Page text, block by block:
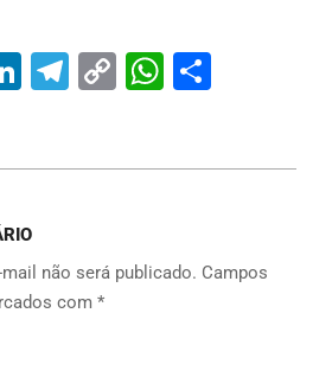
LinkedIn
Telegram
Copy
não será publicado. Campos
com *